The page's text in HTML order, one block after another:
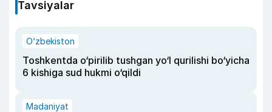
Tavsiyalar
O‘zbekiston
Toshkentda o‘pirilib tushgan yo‘l qurilishi bo‘yicha
6 kishiga sud hukmi o‘qildi
Madaniyat